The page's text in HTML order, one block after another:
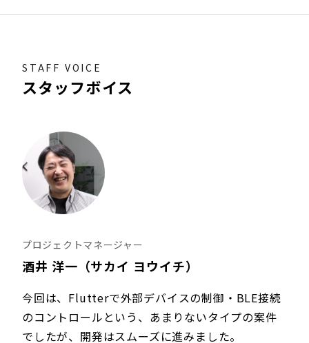
STAFF VOICE
スタッフボイス
プロジェクトマネージャー
酒井 洋一（サカイ ヨウイチ）
今回は、Flutterで外部デバイスの制御・BLE接続
のコントロールという、あまりないタイプの案件
でしたが、開発はスムーズに進みました。